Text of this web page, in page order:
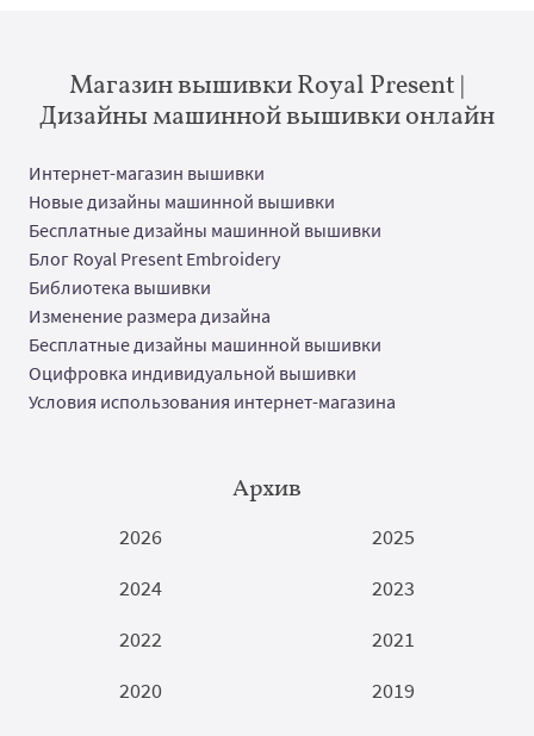
Магазин вышивки Royal Present |
Дизайны машинной вышивки онлайн
Интернет-магазин вышивки
Новые дизайны машинной вышивки
Бесплатные дизайны машинной вышивки
Блог Royal Present Embroidery
Библиотека вышивки
Изменение размера дизайна
Бесплатные дизайны машинной вышивки
Оцифровка индивидуальной вышивки
Условия использования интернет-магазина
Архив
2026
2025
2024
2023
2022
2021
2020
2019